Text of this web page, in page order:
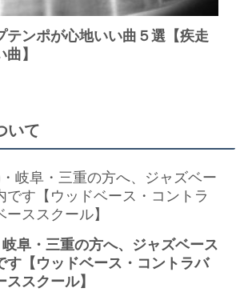
テンポが心地いい曲５選【疾走
】
いて
阜・三重の方へ、ジャズベース
す【ウッドベース・コントラバ
スクール】